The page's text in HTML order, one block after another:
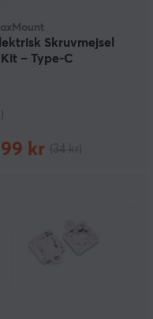
Skruvmejsel
Kit – Type‑C
kr